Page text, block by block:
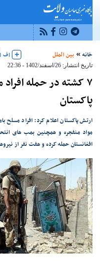
خانه بین الملل |ف |
تاریخ انتشار: 26/اسفند/1402 - 22:36
۷ کشته در حمله
پاکستان
ارتش پاکستان اعلام کرد: افراد مسلح
مواد منفجره و همچنین بمب های
افغانستان حمله کرده و هفت نفر از